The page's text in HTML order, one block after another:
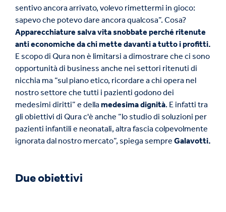
sentivo ancora arrivato, volevo rimettermi in gioco:
sapevo che potevo dare ancora qualcosa”. Cosa?
Apparecchiature salva vita snobbate perché ritenute
anti economiche da chi mette davanti a tutto i profitti.
E scopo di Qura non è limitarsi a dimostrare che ci sono
opportunità di business anche nei settori ritenuti di
nicchia ma “sul piano etico, ricordare a chi opera nel
nostro settore che tutti i pazienti godono dei
medesimi diritti” e della medesima dignità. E infatti tra
gli obiettivi di Qura c'è anche “lo studio di soluzioni per
pazienti infantili e neonatali, altra fascia colpevolmente
ignorata dal nostro mercato”, spiega sempre Galavotti.
Due obiettivi